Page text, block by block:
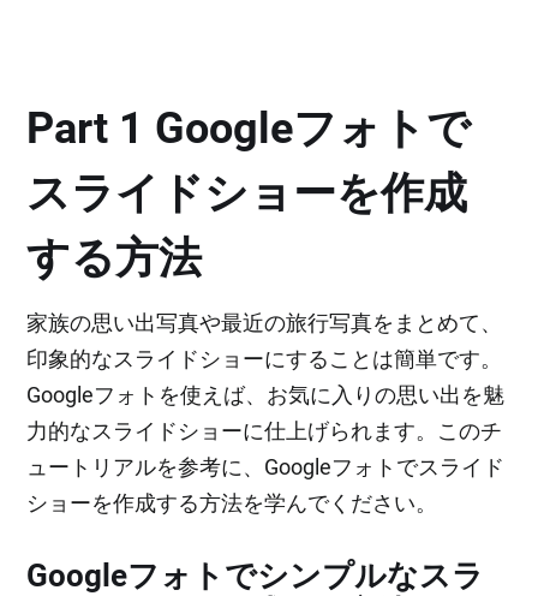
Part 1 Googleフォトで
スライドショーを作成
する方法
家族の思い出写真や最近の旅行写真をまとめて、
印象的なスライドショーにすることは簡単です。
Googleフォトを使えば、お気に入りの思い出を魅
力的なスライドショーに仕上げられます。このチ
ュートリアルを参考に、Googleフォトでスライド
ショーを作成する方法を学んでください。
Googleフォトでシンプルなスラ